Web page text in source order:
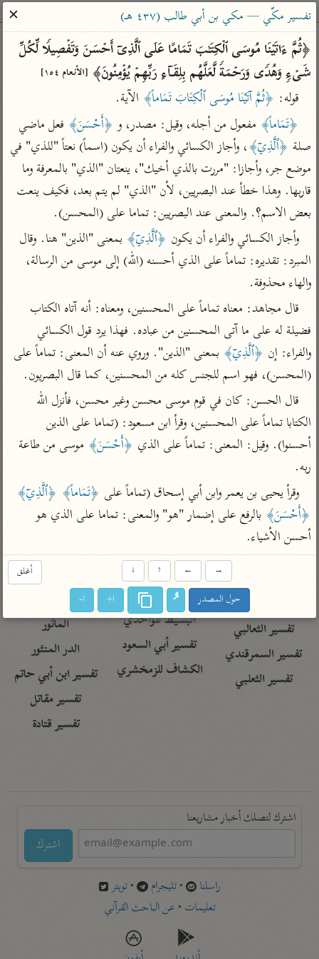
ساهم معنا في نشر القرآن والعلم الشرعي
الباحث القرآني
بحث تفسير علوم مصاحف
Type 2 or more characters for results.
Type 1 or more
characters for results.
أمّهات
تفسير الطبري
تفسير ابن كثير
تفسير القرطبي
تفسير البغوي
جمع الأقوال
تفسير ابن الجوزي
تفسير الماوردي
منتقاة
تفسير ابن القيم
تفسير ابن تيمية
عامّة
تفسير السمعاني
محاسن التأويل
للقاسمي
تفسير الثعالبي
تفسير السمرقندي
تفسير الثعلبي
فتح البيان للقنوجي
فتح القدير للشوكاني
تفسير ابن جزي
موسوعات
تفسير الآلوسي
تفسير الرازي
أخرى
أضواء البيان
نظم الدرر للبقاعي
لغة وبلاغة
التحرير والتنوير
عطية
البحر المحيط لأبي
حيان
البسيط للواحدي
تفسير أبي السعود
الكشاف للزمخشري
معاصرة
الميسر
المختصر في
التفسير
تفسير السعدي
القرآن – تدبر وعمل
تفسير ابن عثيمين
مركَّزة العبارة
تفسير الجلالين
جامع البيان للإيجي
تفسير النسفي
الوجيز للواحدي
آثار
موسوعة التفسير
المأثور
الدر المنثور
تفسير ابن أبي حاتم
تفسير مقاتل
تفسير قتادة
اشترك لتصلك أخبار مشاريعنا
اشترك
راسلنا •تليجرام •تويتر
تعليمات •عن الباحث القرآني
تفسير مكّي — مكي بن أبي طالب (٤٣٧ هـ)
✕
شَیۡءࣲ وَهُدࣰى وَرَحۡمَةࣰ لَّعَلَّهُم بِلِقَاۤءِ رَبِّهِمۡ یُؤۡمِنُونَ﴾ [الأنعام ١٥٤]
قوله: ﴿ثُمَّ آتَيْنَا مُوسَى ٱلْكِتَابَ تَمَاماً﴾ الآية.
﴿تَمَاماً﴾ مفعول من أجله، وقيل: مصدر، و ﴿أَحْسَنَ﴾
صلة ﴿ٱلَّذِيۤ﴾
بعض الاسم؟. والمعنى عند البصريين: تماما على (المحسن).
وأجاز الكسائي والفراء أن يكون ﴿ٱلَّذِيۤ﴾
والهاء محذوفة.
والفراء: إن ﴿ٱلَّذِيۤ﴾
(المحسن)، فهو اسم للجنس كله من المحسنين، كما قال البصريون.
أحسنوا). وقيل: المعنى: تماماً على الذي ﴿أَحْسَنَ﴾
ربه.
وقرأ يحيى بن يعمر وابن أبي إسحاق (تماماً على ﴿تَمَاماً﴾ ﴿ٱلَّذِيۤ﴾
﴿أَحْسَنَ﴾
بالرفع على إضمار "هو" والمعنى: تماما على الذي هو
أحسن الأشياء.
أغلق →
←
↑
↓
حول المصدر ا+ ا-